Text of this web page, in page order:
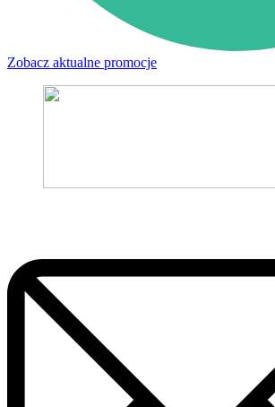
Zobacz aktualne promocje